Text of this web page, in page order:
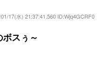
17(水) 21:37:41.560 ID:Wjq4GCRF0
スぅ～